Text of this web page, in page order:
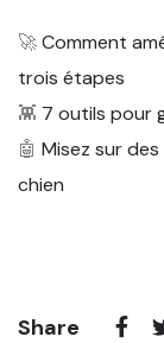
🚀Comment
trois étapes
👾 7 outils pour
🤖 Misez sur
chien
Share